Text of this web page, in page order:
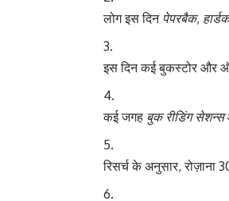
लोग इस दिन पेपरबैक,
इस दिन कई बुकस्टोर और
कई जगह बुक रीडिंग सेशन्स
रिसर्च के अनुसार, रोज़ाना